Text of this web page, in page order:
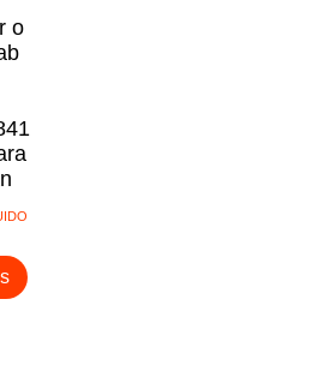
o
producto